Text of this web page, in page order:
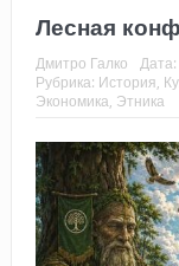
Лесная
Дмитро Галко Дата:
Рубрика: История,
Экономика, Этника